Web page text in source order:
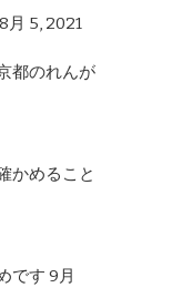
8月 5, 2021
都のれんが
かめること
です 9月